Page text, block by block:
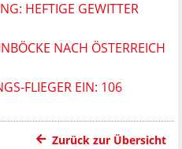
HEFTIGE GEWITTER
NACH ÖSTERREICH
FLIEGER EIN: 106
Zurück zur Übersicht